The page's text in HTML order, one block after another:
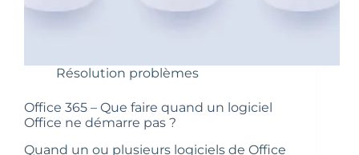
Résolution problèmes
Office 365 – Que faire quand un logiciel
Office ne démarre pas ?
Quand un ou plusieurs logiciels de Office